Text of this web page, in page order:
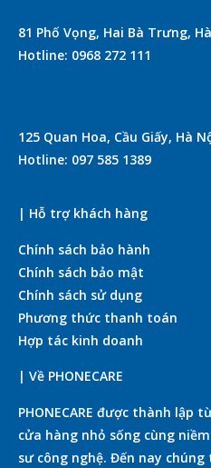
81 Phố Vọng, Hai Bà Trưng,
Hotline: 0968 272 111
125 Quan Hoa, Cầu Giấy, Hà
Hotline: 097 585 1389
| Hỗ trợ khách hàng
Chính sách bảo hành
Chính sách bảo mật
Chính sách sử dụng
Phương thức thanh toán
Hợp tác kinh doanh
| Về PHONECARE
PHONECARE được thành lập
cửa hàng nhỏ sống cùng
sư công nghệ. Đến nay